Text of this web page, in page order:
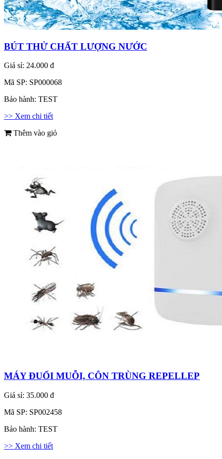
BÚT THỬ CHẤT LƯỢNG NƯỚC
Giá sỉ: 24.000 đ
Mã SP: SP000068
Bảo hành: TEST
>> Xem chi tiết
Thêm vào giỏ
MÁY ĐUỔI MUỖI, CÔN TRÙNG REPELLEP
Giá sỉ: 35.000 đ
Mã SP: SP002458
Bảo hành: TEST
>> Xem chi tiết